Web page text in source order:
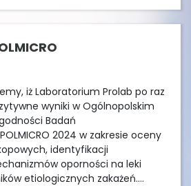
iż Laboratorium Prolab po raz
wyniki w Ogólnopolskim
Badań
2024 w zakresie oceny
identyfikacji
oporności na leki
etiologicznych zakażeń.